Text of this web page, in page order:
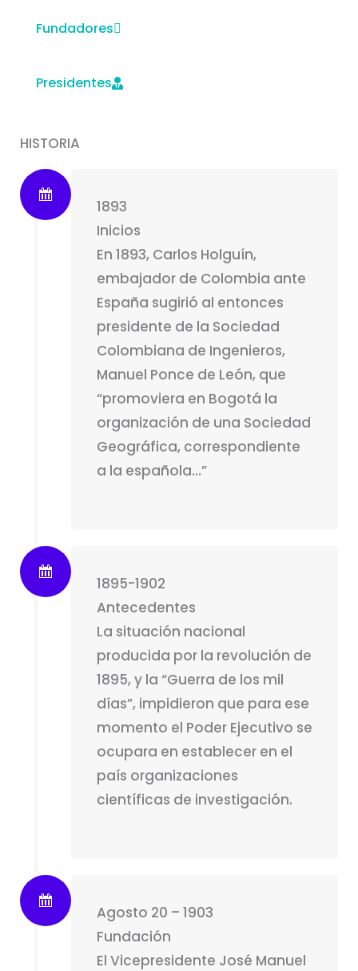
Fundadores
Presidentes
HISTORIA
1893
Inicios
En 1893, Carlos Holguín,
embajador de Colombia ante
España sugirió al entonces
presidente de la Sociedad
Colombiana de Ingenieros,
Manuel Ponce de León, que
“promoviera en Bogotá la
organización de una Sociedad
Geográfica, correspondiente
a la española…”
1895-1902
Antecedentes
La situación nacional
producida por la revolución de
1895, y la “Guerra de los mil
días”, impidieron que para ese
momento el Poder Ejecutivo se
ocupara en establecer en el
país organizaciones
científicas de investigación.
Agosto 20 – 1903
Fundación
El Vicepresidente José Manuel